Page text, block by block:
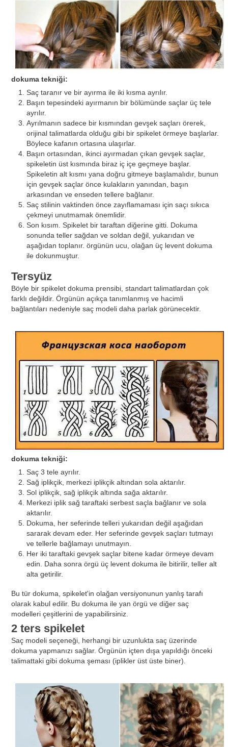
dokuma tekniği:
Saç taranır ve bir ayırma ile iki kısma ayrılır.
Başın tepesindeki ayırmanın bir bölümünde saçlar üç tele
ayrılır.
Ayrılmanın sadece bir kısmından gevşek saçları örerek,
orijinal talimatlarda olduğu gibi bir spikelet örmeye başlarlar.
Böylece kafanın ortasına ulaşırlar.
Başın ortasından, ikinci ayırmadan çıkan gevşek saçlar,
spikeletin üst kısmında biraz iç içe geçmeye başlar.
Spikeletin alt kısmı yana doğru gitmeye başlamalıdır, bunun
için gevşek saçlar önce kulakların yanından, başın
arkasından ve enseden tellere bağlanır.
Saç stilinin vaktinden önce zayıflamaması için saçı sıkıca
çekmeyi unutmamak önemlidir.
Son kısım. Spikelet bir taraftan diğerine gitti. Dokuma
sonunda teller sağdan ve soldan değil, yukarıdan ve
aşağıdan toplanır. örgünün ucu, olağan üç levent dokuma
ile dokunmuştur.
Tersyüz
Böyle bir spikelet dokuma prensibi, standart talimatlardan çok
farklı değildir. Örgünün açıkça tanımlanmış ve hacimli
bağlantıları nedeniyle saç modeli daha parlak görünecektir.
dokuma tekniği:
Saç 3 tele ayrılır.
Sağ iplikçik, merkezi iplikçik altından sola aktarılır.
Sol iplikçik, sağ iplikçik altında sağa aktarılır.
Merkezi iplik sağ taraftaki serbest saçla bağlanır ve sola
aktarılır.
Dokuma, her seferinde telleri yukarıdan değil aşağıdan
sararak devam eder. Her seferinde gevşek saçları tutmayı
ve tellerle bağlamayı unutmayın.
Her iki taraftaki gevşek saçlar bitene kadar örmeye devam
edin. Daha sonra örgü üç levent dokuma ile bitirilir, teller alt
alta getirilir.
Bu tür dokuma, spikelet'in olağan versiyonunun yanlış tarafı
olarak kabul edilir. Bu dokuma ile yan örgü ve diğer saç
modelleri çeşitlerini de yapabilirsiniz.
2 ters spikelet
Saç modeli seçeneği, herhangi bir uzunlukta saç üzerinde
dokuma yapmanızı sağlar. Örgünün içten dışa yapıldığı önceki
talimattaki gibi dokuma şeması (iplikler üst üste biner).